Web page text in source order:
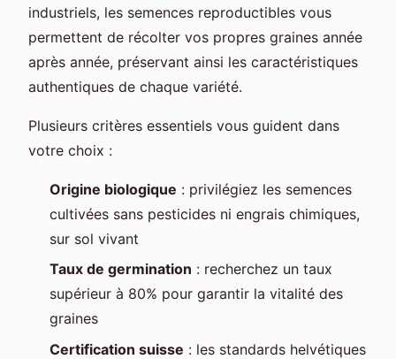
industriels, les semences reproductibles vous
permettent de récolter vos propres graines année
après année, préservant ainsi les caractéristiques
authentiques de chaque variété.
Plusieurs critères essentiels vous guident dans
votre choix :
Origine biologique : privilégiez les semences
cultivées sans pesticides ni engrais chimiques,
sur sol vivant
Taux de germination : recherchez un taux
supérieur à 80% pour garantir la vitalité des
graines
Certification suisse : les standards helvétiques